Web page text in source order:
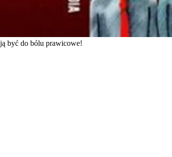
być do bólu prawicowe!